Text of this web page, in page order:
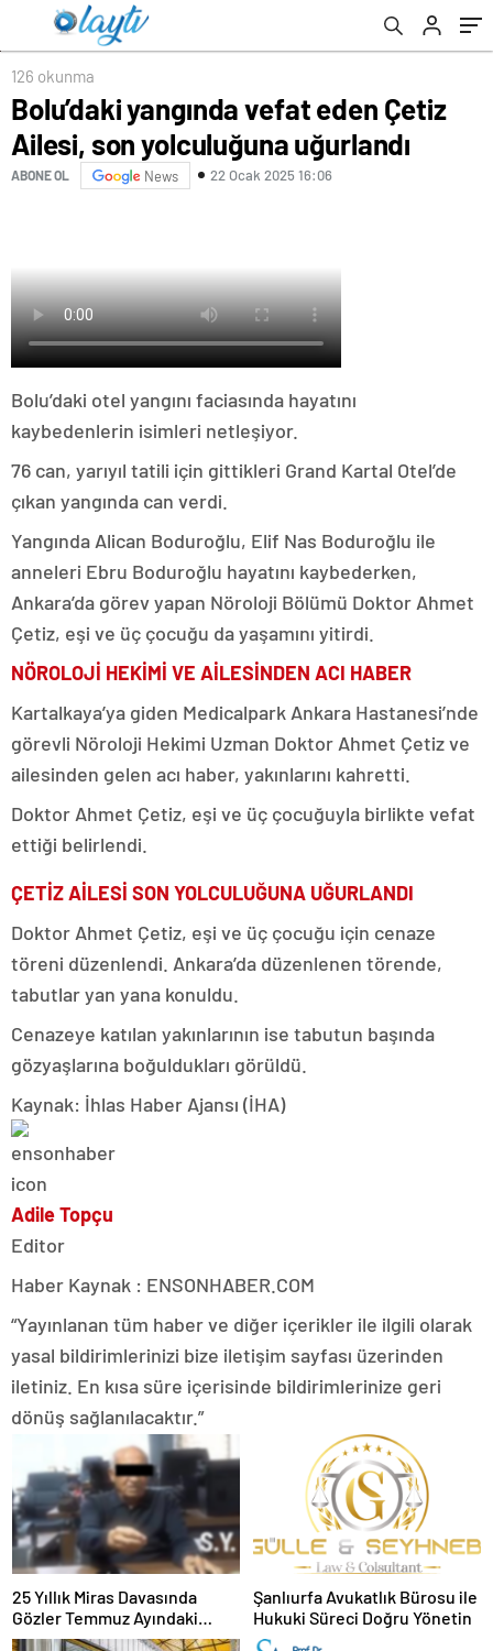
126 okunma
Bolu’daki yangında vefat eden Çetiz
Ailesi, son yolculuğuna uğurlandı
ABONE OL News 22 Ocak 2025 16:06
Bolu’daki otel yangını faciasında hayatını
kaybedenlerin isimleri netleşiyor.
76 can, yarıyıl tatili için gittikleri Grand Kartal Otel’de
çıkan yangında can verdi.
Yangında Alican Boduroğlu, Elif Nas Boduroğlu ile
anneleri Ebru Boduroğlu hayatını kaybederken,
Ankara’da görev yapan Nöroloji Bölümü Doktor Ahmet
Çetiz, eşi ve üç çocuğu da yaşamını yitirdi.
NÖROLOJİ HEKİMİ VE AİLESİNDEN ACI HABER
Kartalkaya’ya giden Medicalpark Ankara Hastanesi’nde
görevli Nöroloji Hekimi Uzman Doktor Ahmet Çetiz ve
ailesinden gelen acı haber, yakınlarını kahretti.
Doktor Ahmet Çetiz, eşi ve üç çocuğuyla birlikte vefat
ettiği belirlendi.
ÇETİZ AİLESİ SON YOLCULUĞUNA UĞURLANDI
Doktor Ahmet Çetiz, eşi ve üç çocuğu için cenaze
töreni düzenlendi. Ankara’da düzenlenen törende,
tabutlar yan yana konuldu.
Cenazeye katılan yakınlarının ise tabutun başında
gözyaşlarına boğuldukları görüldü.
Kaynak: İhlas Haber Ajansı (İHA)
Adile Topçu
Editor
Haber Kaynak : ENSONHABER.COM
“Yayınlanan tüm haber ve diğer içerikler ile ilgili olarak
yasal bildirimlerinizi bize iletişim sayfası üzerinden
iletiniz. En kısa süre içerisinde bildirimlerinize geri
dönüş sağlanılacaktır.”
25 Yıllık Miras Davasında
Gözler Temmuz Ayındaki
Karar Duruşmasına Çevrildi
Şanlıurfa Avukatlık Bürosu ile
Hukuki Süreci Doğru Yönetin